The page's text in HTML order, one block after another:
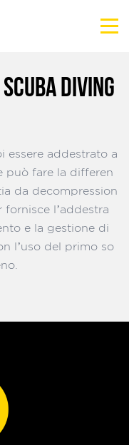
DIVING
essere addestrato a
può fare la differen
da decompression
l’addestra
e la gestione di
l’uso del primo so